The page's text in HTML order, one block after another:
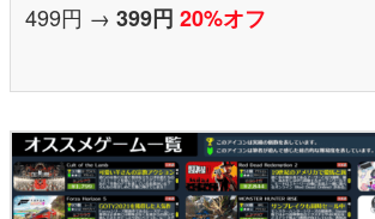
499円 → 399円 20%オフ